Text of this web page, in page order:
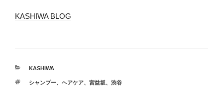
KASHIWA BLOG
カ
ゴ
KASHIWA
タ
シャンプー、 ヘアケア、 宮益坂、 渋谷